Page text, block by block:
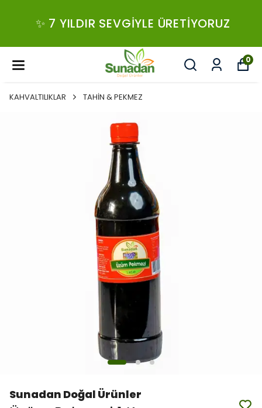
✨ 7 YILDIR SEVGIYLE ÜRETIYORUZ
0
KAHVALTILIKLAR TAHİN & PEKMEZ
Sunadan Doğal Ürünler